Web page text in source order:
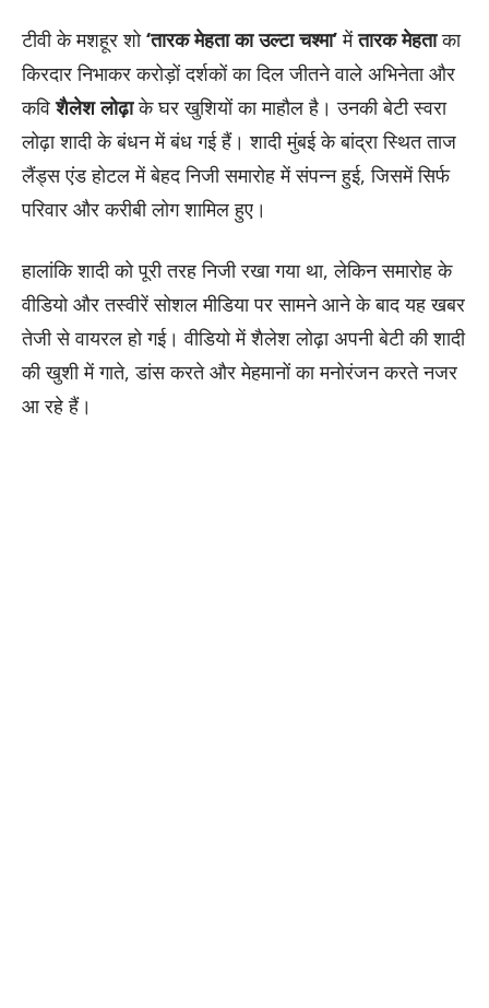
टीवी के मशहूर शो‘तारक मेहता का उल्टा चश्मा’मेंतारक मेहताका
किरदार निभाकर करोड़ों दर्शकों का दिल जीतने वाले अभिनेता और
कविशैलेश लोढ़ाके घर खुशियों का माहौल है। उनकी बेटी स्वरा
लोढ़ा शादी के बंधन में बंध गई हैं। शादी मुंबई के बांद्रा स्थित ताज
लैंड्स एंड होटल में बेहद निजी समारोह में संपन्न हुई, जिसमें सिर्फ
परिवार और करीबी लोग शामिल हुए।
हालांकि शादी को पूरी तरह निजी रखा गया था, लेकिन समारोह के
वीडियो और तस्वीरें सोशल मीडिया पर सामने आने के बाद यह खबर
तेजी से वायरल हो गई। वीडियो में शैलेश लोढ़ा अपनी बेटी की शादी
की खुशी में गाते, डांस करते और मेहमानों का मनोरंजन करते नजर
आ रहे हैं।